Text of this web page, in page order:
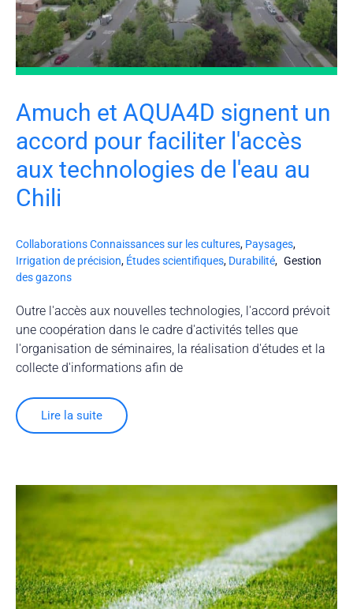
Amuch et AQUA4D signent un
accord pour faciliter l'accès
aux technologies de l'eau au
Chili
CollaborationsConnaissances sur les cultures, Paysages,
Irrigation de précision, Études scientifiques, Durabilité, Gestion
des gazons
Outre l'accès aux nouvelles technologies, l'accord prévoit
une coopération dans le cadre d'activités telles que
l'organisation de séminaires, la réalisation d'études et la
collecte d'informations afin de
Lire la suite